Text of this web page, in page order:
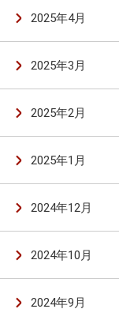
2025年4月
2025年3月
2025年2月
2025年1月
2024年12月
2024年10月
2024年9月